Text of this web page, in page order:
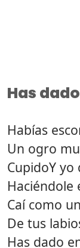
Has
Habías
Un ogro
CupidoY
Haciéndole
Caí como
De tus
Has dado